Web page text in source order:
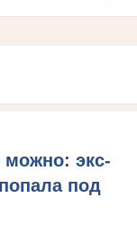
можно: экс-
под